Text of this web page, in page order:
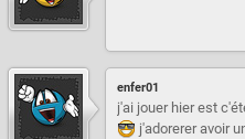
enfer01
j'ai jouer hier est
j'adorerer avoir